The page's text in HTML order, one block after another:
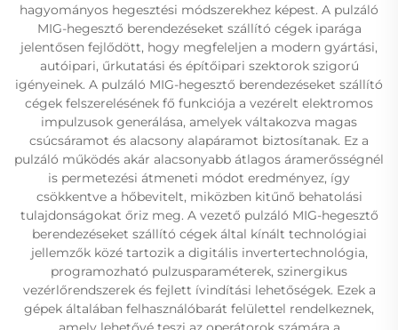
hagyományos hegesztési módszerekhez képest. A pulzáló
MIG-hegesztő berendezéseket szállító cégek iparága
jelentősen fejlődött, hogy megfeleljen a modern gyártási,
autóipari, űrkutatási és építőipari szektorok szigorú
igényeinek. A pulzáló MIG-hegesztő berendezéseket szállító
cégek felszerelésének fő funkciója a vezérelt elektromos
impulzusok generálása, amelyek váltakozva magas
csúcsáramot és alacsony alapáramot biztosítanak. Ez a
pulzáló működés akár alacsonyabb átlagos áramerősségnél
is permetezési átmeneti módot eredményez, így
csökkentve a hőbevitelt, miközben kitűnő behatolási
tulajdonságokat őriz meg. A vezető pulzáló MIG-hegesztő
berendezéseket szállító cégek által kínált technológiai
jellemzők közé tartozik a digitális invertertechnológia,
programozható pulzusparaméterek, szinergikus
vezérlőrendszerek és fejlett ívindítási lehetőségek. Ezek a
gépek általában felhasználóbarát felülettel rendelkeznek,